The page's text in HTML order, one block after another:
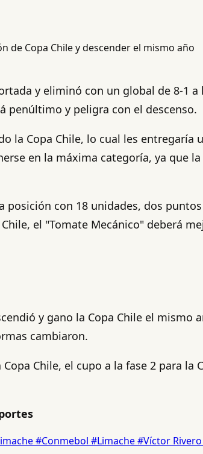
y eliminó con un global de 8-1
penúltimo y peligra con el descenso.
la Copa Chile, lo cual les entregaría
en la máxima categoría, ya que
con 18 unidades, dos
el "Tomate Mecánico" deberá
y gano la Copa Chile el
cambiaron.
Chile, el cupo a la fase 2 para la
#Conmebol #Limache#Víctor Rivero